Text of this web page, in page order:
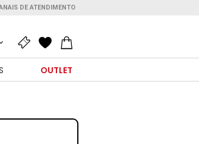
DE ATENDIMENTO
OUTLET